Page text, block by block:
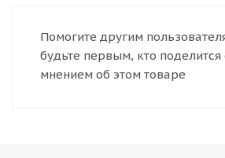
Помогите другим
будьте первым, кто
мнением об этом товаре